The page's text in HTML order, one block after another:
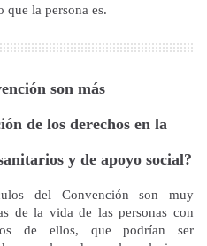
que la persona es.
son más
de los derechos en la
y de apoyo social?
del Convención son muy
de la vida de las personas con
de ellos, que podrían ser